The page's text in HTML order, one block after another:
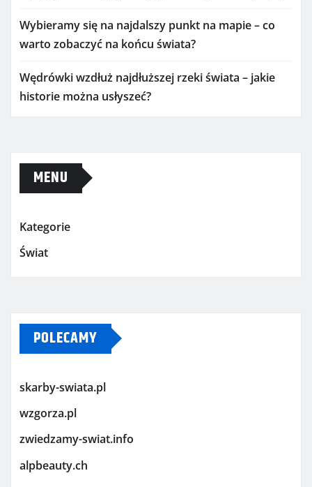
Wybieramy się na najdalszy punkt na mapie – co
warto zobaczyć na końcu świata?
Wędrówki wzdłuż najdłuższej rzeki świata – jakie
historie można usłyszeć?
MENU
Kategorie
Świat
POLECAMY
skarby-swiata.pl
wzgorza.pl
zwiedzamy-swiat.info
alpbeauty.ch